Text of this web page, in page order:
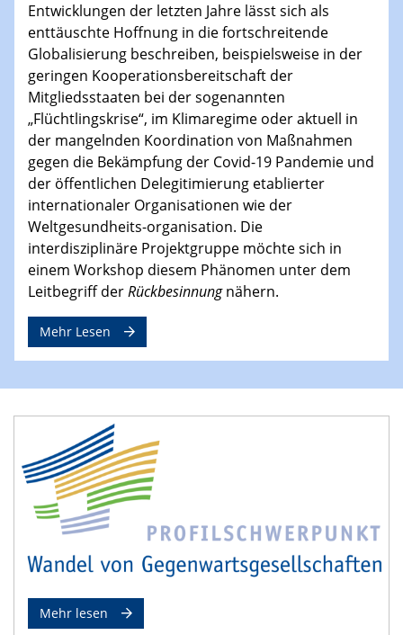
Entwicklungen der letzten Jahre lässt sich als
enttäuschte Hoffnung in die fortschreitende
Globalisierung beschreiben, beispielsweise in der
geringen Kooperationsbereitschaft der
Mitgliedsstaaten bei der sogenannten
„Flüchtlingskrise“, im Klimaregime oder aktuell in
der mangelnden Koordination von Maßnahmen
gegen die Bekämpfung der Covid-19 Pandemie und
der öffentlichen Delegitimierung etablierter
internationaler Organisationen wie der
Weltgesundheits-organisation. Die
interdisziplinäre Projektgruppe möchte sich in
einem Workshop diesem Phänomen unter dem
Leitbegriff derRückbesinnungnähern.
Mehr Lesen
Mehr lesen